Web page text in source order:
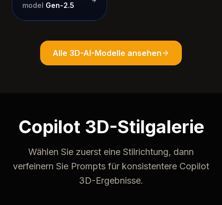
model Gen-2.5
Alle 3D-AI-Modelle ansehen
Copilot 3D-Stilgalerie
Wählen Sie zuerst eine Stilrichtung, dann
verfeinern Sie Prompts für konsistentere Copilot
3D-Ergebnisse.